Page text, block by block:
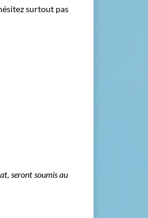
surtout pas
seront soumis au